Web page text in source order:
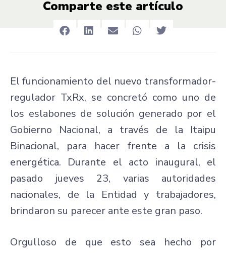
Comparte este artículo
El funcionamiento del nuevo transformador-
regulador TxRx, se concretó como uno de
los eslabones de solución generado por el
Gobierno Nacional, a través de la Itaipu
Binacional, para hacer frente a la crisis
energética. Durante el acto inaugural, el
pasado jueves 23, varias autoridades
nacionales, de la Entidad y trabajadores,
brindaron su parecer ante este gran paso.
Orgulloso de que esto sea hecho por